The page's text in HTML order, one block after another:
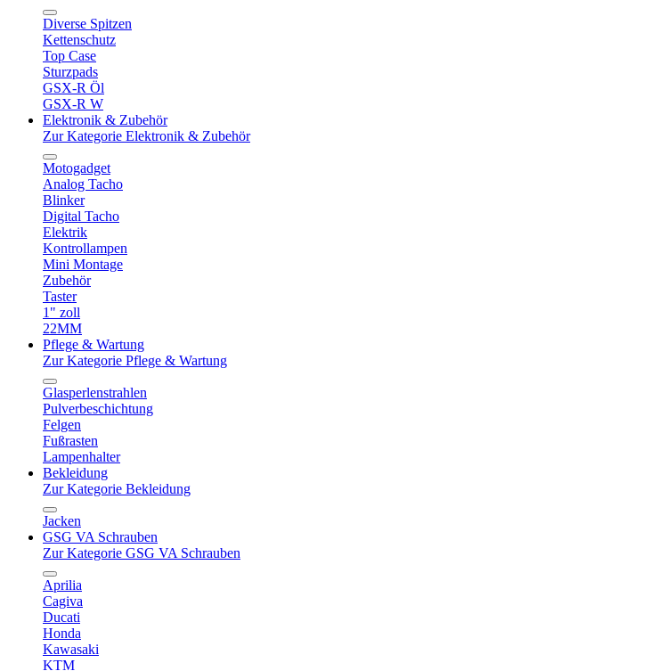
Diverse Spitzen
Kettenschutz
Top Case
Sturzpads
GSX-R Öl
GSX-R W
Elektronik & Zubehör
Zur Kategorie Elektronik & Zubehör
Motogadget
Analog Tacho
Blinker
Digital Tacho
Elektrik
Kontrollampen
Mini Montage
Zubehör
Taster
1" zoll
22MM
Pflege & Wartung
Zur Kategorie Pflege & Wartung
Glasperlenstrahlen
Pulverbeschichtung
Felgen
Fußrasten
Lampenhalter
Bekleidung
Zur Kategorie Bekleidung
Jacken
GSG VA Schrauben
Zur Kategorie GSG VA Schrauben
Aprilia
Cagiva
Ducati
Honda
Kawasaki
KTM